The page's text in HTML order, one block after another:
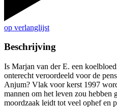
op verlanglijst
Beschrijving
Is Marjan van der E. een
onterecht veroordeeld voor de
Anjum? Vlak voor kerst 1997
mannen om het leven zou hebben
moordzaak leidt tot veel ophef en